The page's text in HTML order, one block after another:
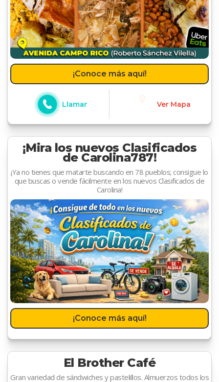
¡Conoce más aquí!
Llamar Ver Mapa
¡Mira los nuevos Clasificados
de Carolina787!
¡Ya no tienes que matarte buscando en 78 pueblos; consigue lo
que buscas o vende fácilmente en los nuevos Clasificados de
Carolina!
¡Conoce más aquí!
El Brother Café
Gran variedad de sándwiches y pastelillos. Almuerzos todos los